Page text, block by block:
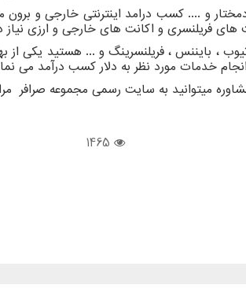
و .... کسب درامد اینترنتی خارجی و
فریلنسری و اکانت های خارجی و ارزی نیاز
، بایننس ، فریلنسرینگ و ... هستید یکی
خدمات مورد نظر به دلار کسب درآمد می
میتوانید به سایت رسمی مجموعه صرافر
1465